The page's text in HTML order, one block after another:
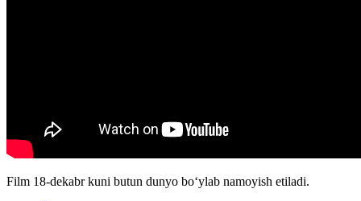
Film 18-dekabr kuni butun dunyo bo‘ylab namoyish etiladi.